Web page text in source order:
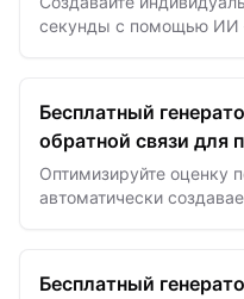
секунды с помощью ИИ
Бесплатный
обратной связи для
Оптимизируйте оценку
автоматически
Бесплатный